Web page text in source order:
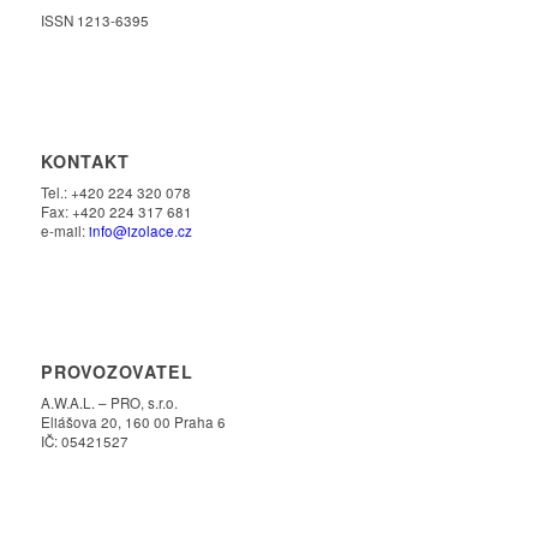
ISSN 1213-6395
KONTAKT
Tel.: +420 224 320 078
Fax: +420 224 317 681
e-mail:info@izolace.cz
PROVOZOVATEL
A.W.A.L. – PRO, s.r.o.
Eliášova 20, 160 00 Praha 6
IČ: 05421527